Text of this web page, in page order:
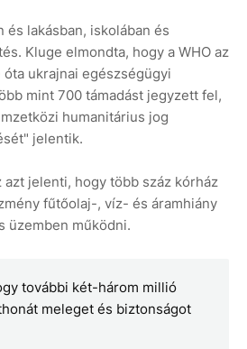
és lakásban, iskolában és
Kluge elmondta, hogy a WHO az
ukrajnai egészségügyi
mint 700 támadást jegyzett fel,
humanitárius jog
jelentik.
jelenti, hogy több száz kórház
fűtőolaj-, víz- és áramhiány
üzemben működni.
további két-három millió
meleget és biztonságot